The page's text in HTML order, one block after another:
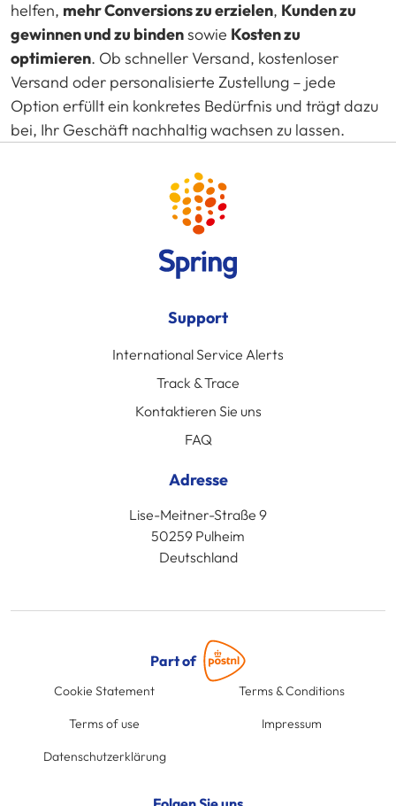
helfen, mehr Conversions zu erzielen, Kunden zu
gewinnen und zu bindensowie Kosten zu
optimieren. Ob schneller Versand, kostenloser
Versand oder personalisierte Zustellung – jede
Option erfüllt ein konkretes Bedürfnis und trägt dazu
bei, Ihr Geschäft nachhaltig wachsen zu lassen.
Support
International Service Alerts
Track & Trace
Kontaktieren Sie uns
FAQ
Adresse
Lise-Meitner-Straße 9
50259 Pulheim
Deutschland
Part of
Cookie Statement Terms & Conditions
Terms of use Impressum
Datenschutzerklärung